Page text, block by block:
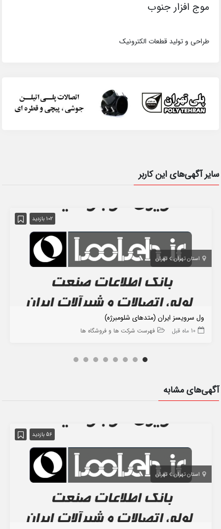
موج افزار جنوب
طراحی و تولید قطعات الکترونیک
سایر آگهی‌های این کاربر
102 بازدید
استان تهران تهران
ول سرویسز ایران (متدهای شلومبرژه)
10 ماه قبل فهرست شرکت ها و فروشگاه ها
آگهی‌های مشابه
56 بازدید
استان تهران تهران